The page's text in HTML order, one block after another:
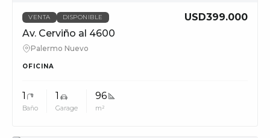
VENTA DISPONIBLE
USD399.000
Av. Cerviño al 4600
Palermo Nuevo
OFICINA
1
Baño
1
Garage
96
m²